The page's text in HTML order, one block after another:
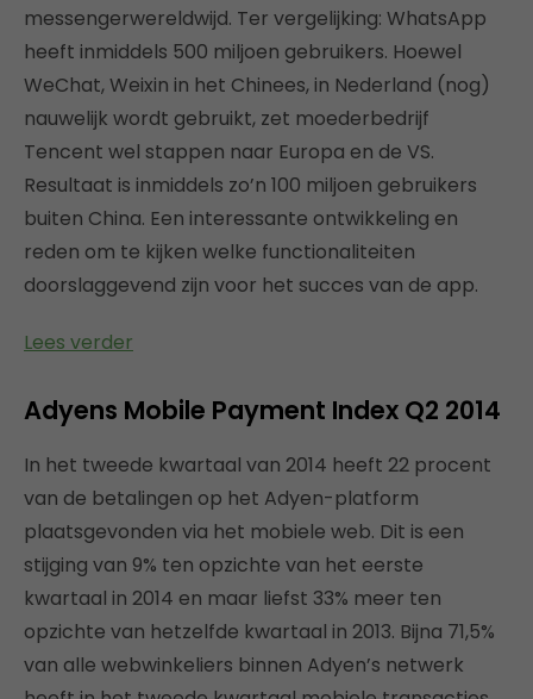
messengerwereldwijd. Ter vergelijking: WhatsApp
heeft inmiddels 500 miljoen gebruikers. Hoewel
WeChat, Weixin in het Chinees, in Nederland (nog)
nauwelijk wordt gebruikt, zet moederbedrijf
Tencent wel stappen naar Europa en de VS.
Resultaat is inmiddels zo’n 100 miljoen gebruikers
buiten China. Een interessante ontwikkeling en
reden om te kijken welke functionaliteiten
doorslaggevend zijn voor het succes van de app.
Lees verder
Adyens Mobile Payment Index Q2 2014
In het tweede kwartaal van 2014 heeft 22 procent
van de betalingen op het Adyen-platform
plaatsgevonden via het mobiele web. Dit is een
stijging van 9% ten opzichte van het eerste
kwartaal in 2014 en maar liefst 33% meer ten
opzichte van hetzelfde kwartaal in 2013. Bijna 71,5%
van alle webwinkeliers binnen Adyen’s netwerk